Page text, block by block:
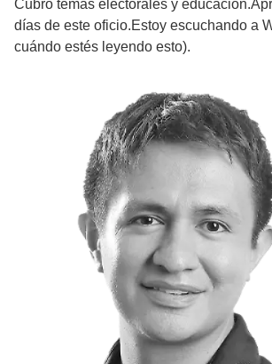
Cubro temas electorales y
días de este oficio.Estoy escuchando a
cuándo estés leyendo esto).